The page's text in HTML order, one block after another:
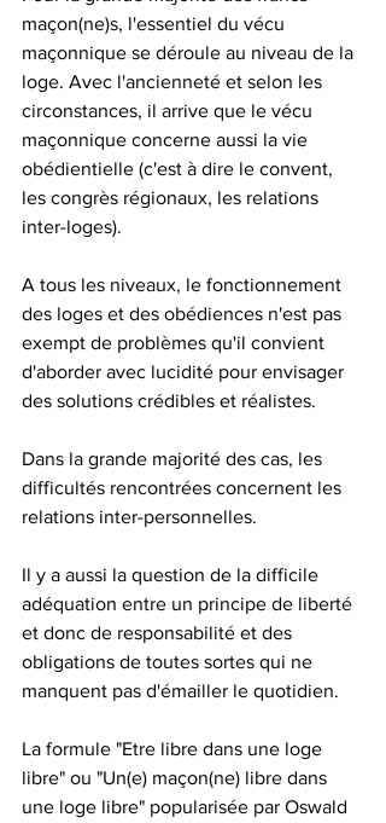
maçon(ne)s, l'essentiel du vécu
maçonnique se déroule au niveau de la
loge. Avec l'ancienneté et selon les
circonstances, il arrive que le vécu
maçonnique concerne aussi la vie
obédientielle (c'est à dire le convent,
les congrès régionaux, les relations
inter-loges).
A tous les niveaux, le fonctionnement
des loges et des obédiences n'est pas
exempt de problèmes qu'il convient
d'aborder avec lucidité pour envisager
des solutions crédibles et réalistes.
Dans la grande majorité des cas, les
difficultés rencontrées concernent les
relations inter-personnelles.
Il y a aussi la question de la difficile
adéquation entre un principe de liberté
et donc de responsabilité et des
obligations de toutes sortes qui ne
manquent pas d'émailler le quotidien.
La formule "Etre libre dans une loge
libre" ou "Un(e) maçon(ne) libre dans
une loge libre" popularisée par Oswald